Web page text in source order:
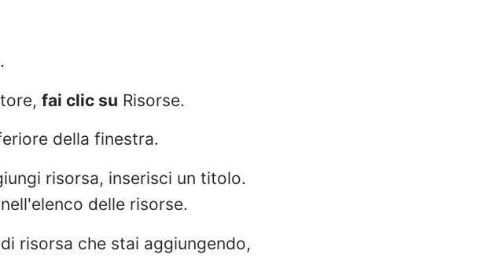
.
fai clic su Risorse.
della finestra.
risorsa, inserisci un titolo.
delle risorse.
risorsa che stai aggiungendo,